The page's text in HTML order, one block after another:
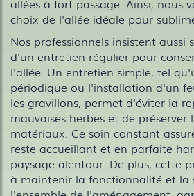
allées à fort passage. Ainsi, nous
choix de l'allée idéale pour
Nos professionnels insistent aussi
d'un entretien régulier pour
l'allée. Un entretien simple, tel
périodique ou l'installation d'un
les gravillons, permet d'éviter la
mauvaises herbes et de préserver
matériaux. Ce soin constant
reste accueillant et en parfaite
paysage alentour. De plus, cette
à maintenir la fonctionnalité et la